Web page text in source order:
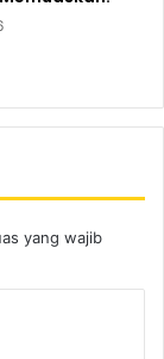
yang wajib